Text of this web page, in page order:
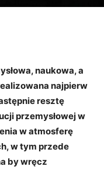
naukowa, a
najpierw
resztę
przemysłowej w
w atmosferę
w tym przede
by wręcz